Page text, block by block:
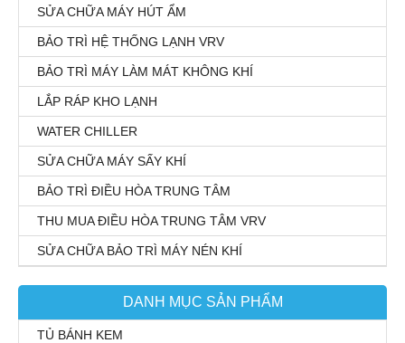
SỬA CHỮA MÁY HÚT ẨM
BẢO TRÌ HỆ THỐNG LẠNH VRV
BẢO TRÌ MÁY LÀM MÁT KHÔNG KHÍ
LẮP RÁP KHO LẠNH
WATER CHILLER
SỬA CHỮA MÁY SẤY KHÍ
BẢO TRÌ ĐIỀU HÒA TRUNG TÂM
THU MUA ĐIỀU HÒA TRUNG TÂM VRV
SỬA CHỮA BẢO TRÌ MÁY NÉN KHÍ
DANH MỤC SẢN PHẨM
TỦ BÁNH KEM